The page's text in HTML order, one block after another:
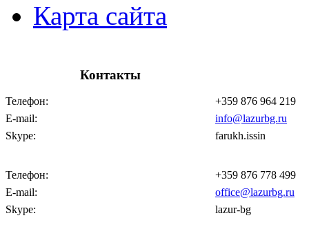
Карта сайта
Контакты
Телефон:
+359 876 964 219
E-mail:
info@lazurbg.ru
Skype:
farukh.issin
Телефон:
+359 876 778 499
E-mail:
office@lazurbg.ru
Skype:
lazur-bg